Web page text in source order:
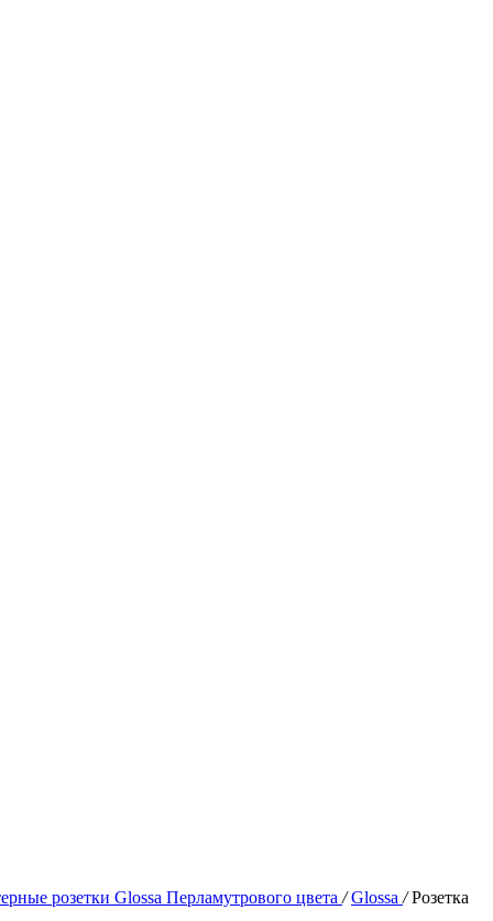
розетки Glossa Перламутрового цвета / Glossa / Розетка